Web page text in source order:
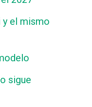
y el mismo
sigue